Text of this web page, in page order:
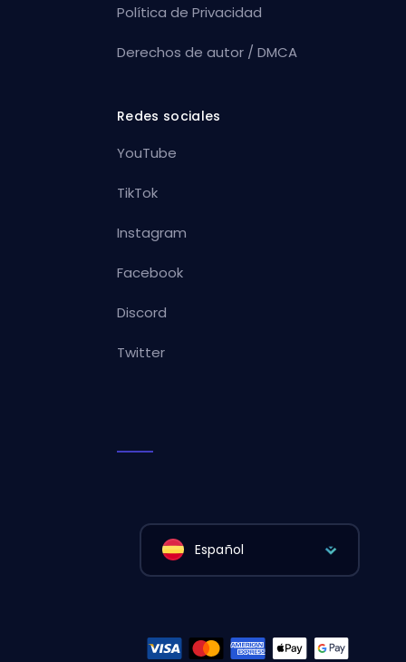
Política de Privacidad
Derechos de autor / DMCA
Redes sociales
YouTube
TikTok
Instagram
Facebook
Discord
Twitter
Español